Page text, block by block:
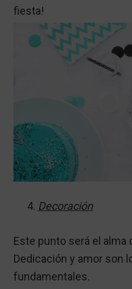
fiesta!
Decoración
Este punto será el alma
Dedicación y amor son
fundamentales.